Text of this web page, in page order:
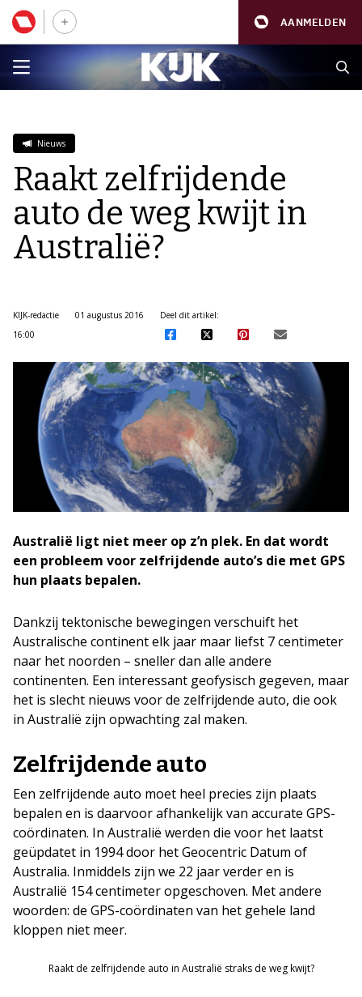
AANMELDEN
Nieuws
Raakt zelfrijdende
auto de weg kwijt in
Australië?
KIJK-redactie
01 augustus 2016
16:00
Deel dit artikel:
Australië ligt niet meer op z’n plek. En dat wordt
een probleem voor zelfrijdende auto’s die met GPS
hun plaats bepalen.
Dankzij tektonische bewegingen verschuift het
Australische continent elk jaar maar liefst 7 centimeter
naar het noorden – sneller dan alle andere
continenten. Een interessant geofysisch gegeven, maar
het is slecht nieuws voor de zelfrijdende auto, die ook
in Australië zijn opwachting zal maken.
Zelfrijdende auto
Een zelfrijdende auto moet heel precies zijn plaats
bepalen en is daarvoor afhankelijk van accurate GPS-
coördinaten. In Australië werden die voor het laatst
geüpdatet in 1994 door het Geocentric Datum of
Australia. Inmiddels zijn we 22 jaar verder en is
Australië 154 centimeter opgeschoven. Met andere
woorden: de GPS-coördinaten van het gehele land
kloppen niet meer.
Raakt de zelfrijdende auto in Australië straks de weg kwijt?